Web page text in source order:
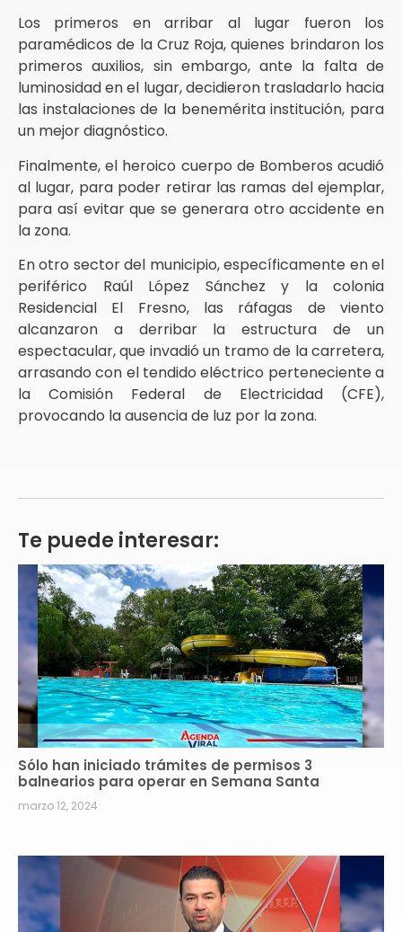
Los primeros en arribar al lugar fueron los
paramédicos de la Cruz Roja, quienes brindaron los
primeros auxilios, sin embargo, ante la falta de
luminosidad en el lugar, decidieron trasladarlo hacia
las instalaciones de la benemérita institución, para
un mejor diagnóstico.
Finalmente, el heroico cuerpo de Bomberos acudió
al lugar, para poder retirar las ramas del ejemplar,
para así evitar que se generara otro accidente en
la zona.
En otro sector del municipio, específicamente en el
periférico Raúl López Sánchez y la colonia
Residencial El Fresno, las ráfagas de viento
alcanzaron a derribar la estructura de un
espectacular, que invadió un tramo de la carretera,
arrasando con el tendido eléctrico perteneciente a
la Comisión Federal de Electricidad (CFE),
provocando la ausencia de luz por la zona.
Te puede interesar:
Sólo han iniciado trámites de permisos 3
balnearios para operar en Semana Santa
marzo 12, 2024